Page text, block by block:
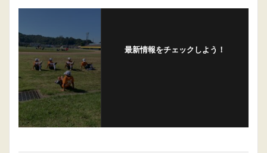
最新情報をチェックしよう！